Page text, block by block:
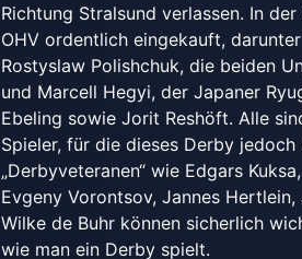
Richtung Stralsund verlassen. In
OHV ordentlich eingekauft,
Rostyslaw Polishchuk, die beiden
und Marcell Hegyi, der Japaner
Ebeling sowie Jorit Reshöft. Alle
Spieler, für die dieses Derby
„Derbyveteranen“ wie Edgars
Evgeny Vorontsov, Jannes
Wilke de Buhr können sicherlich
wie man ein Derby spielt.